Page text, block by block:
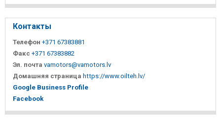
Контакты
Телефон +371 67383881
Факс +371 67383882
Эл. почта vamotors@vamotors.lv
Домашняя страница https://www.oilteh.lv/
Google Business Profile
Facebook